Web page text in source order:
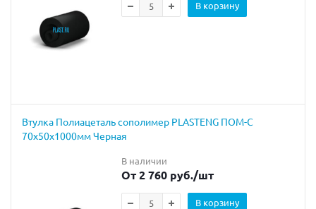
В корзину
Втулка Полиацеталь сополимер PLASTENG ПОМ-С
70х50х1000мм Черная
В наличии
От 2 760 руб./шт
В корзину